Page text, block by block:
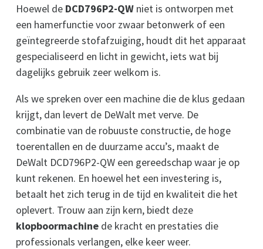
Hoewel de DCD796P2-QW niet is ontworpen met
een hamerfunctie voor zwaar betonwerk of een
geïntegreerde stofafzuiging, houdt dit het apparaat
gespecialiseerd en licht in gewicht, iets wat bij
dagelijks gebruik zeer welkom is.
Als we spreken over een machine die de klus gedaan
krijgt, dan levert de DeWalt met verve. De
combinatie van de robuuste constructie, de hoge
toerentallen en de duurzame accu’s, maakt de
DeWalt DCD796P2-QW een gereedschap waar je op
kunt rekenen. En hoewel het een investering is,
betaalt het zich terug in de tijd en kwaliteit die het
oplevert. Trouw aan zijn kern, biedt deze
klopboormachine de kracht en prestaties die
professionals verlangen, elke keer weer.